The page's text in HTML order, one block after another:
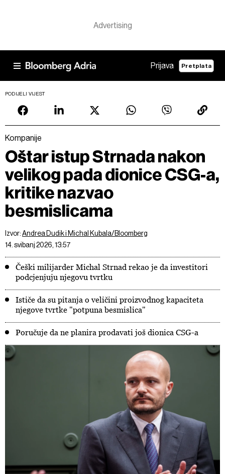
Prijava Pretplata
PODIJELI VIJEST
Kompanije
Oštar istup Strnada nakon
velikog pada dionice CSG-a,
kritike nazvao
besmislicama
Izvor:Andrea Dudik i Michal Kubala/Bloomberg
14. svibanj 2026, 13:57
Češki milijarder Michal Strnad rekao je da investitori
podcjenjuju njegovu tvrtku
Ističe da su pitanja o veličini proizvodnog kapaciteta
njegove tvrtke "potpuna besmislica"
Poručuje da ne planira prodavati još dionica CSG-a